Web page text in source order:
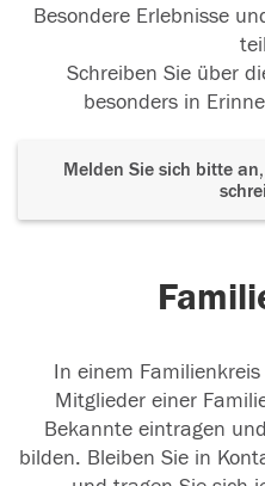
Besondere Erlebnisse
Schreiben Sie über
besonders in
Melden Sie sich bitte
In einem
Mitglieder einer
Bekannte eintragen
bilden. Bleiben Sie in